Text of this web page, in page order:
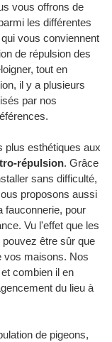
vous offrons de
les différentes
vous conviennent
de répulsion des
tout en
il y a plusieurs
par nos
plus esthétiques aux
répulsion. Grâce
sans difficulté,
proposons aussi
fauconnerie, pour
Vu l'effet que les
être sûr que
vos maisons. Nos
combien il en
du lieu à
de pigeons,